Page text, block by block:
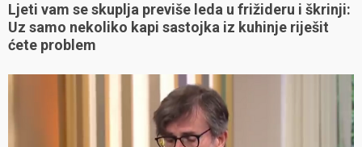
Ljeti vam se skuplja previše leda u frižideru i škrinji:
Uz samo nekoliko kapi sastojka iz kuhinje riješit
ćete problem